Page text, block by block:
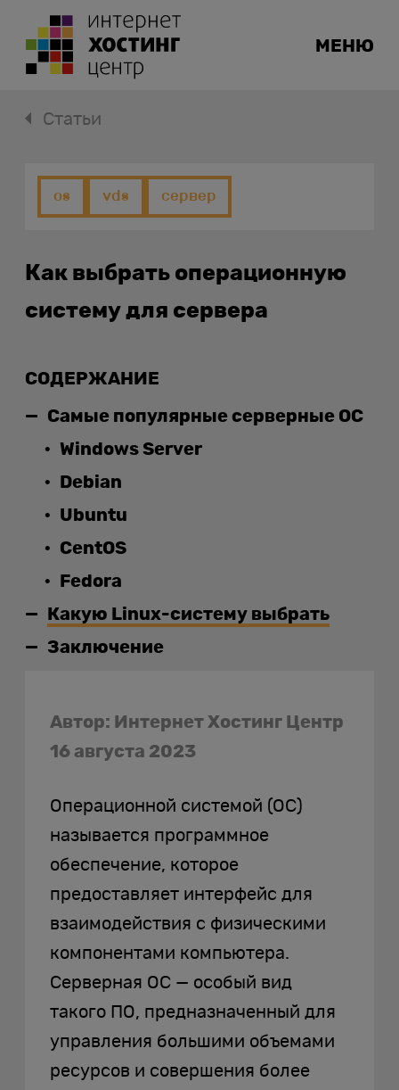
МЕНЮ
Статьи
os vds сервер
Как выбрать операционную
систему для сервера
Автор: Интернет Хостинг Центр
16 августа 2023
Операционной системой (ОС)
называется программное
обеспечение, которое
предоставляет интерфейс для
взаимодействия с физическими
компонентами компьютера.
Серверная ОС — особый вид
такого ПО, предназначенный для
управления большими объемами
ресурсов и совершения более
СОДЕРЖАНИЕ
Самые популярные серверные ОС
Windows Server
Debian
Ubuntu
CentOS
Fedora
Какую Linux-систему выбрать
Заключение